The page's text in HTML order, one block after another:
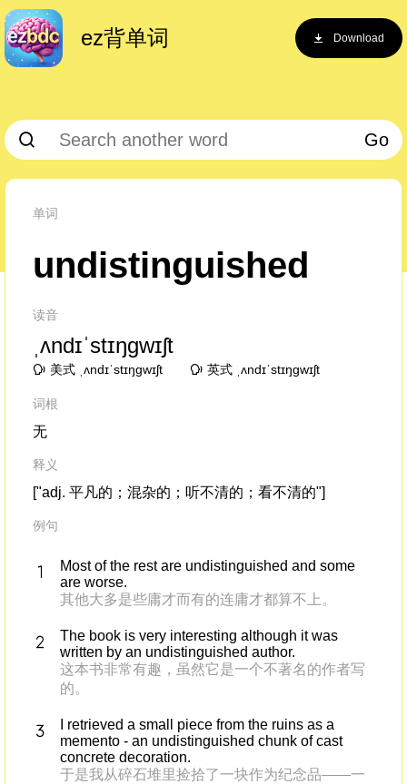
ez背单词 Download
Go
单词
undistinguished
读音
ˌʌndɪˈstɪŋɡwɪʃt
美式 ˌʌndɪˈstɪŋɡwɪʃt 英式 ˌʌndɪˈstɪŋɡwɪʃt
词根
无
释义
["adj. 平凡的；混杂的；听不清的；看不清的"]
例句
Most of the rest are undistinguished and some
are worse.
其他大多是些庸才而有的连庸才都算不上。
The book is very interesting although it was
written by an undistinguished author.
这本书非常有趣，虽然它是一个不著名的作者写
的。
I retrieved a small piece from the ruins as a
memento - an undistinguished chunk of cast
concrete decoration.
于是我从碎石堆里捡拾了一块作为纪念品——一